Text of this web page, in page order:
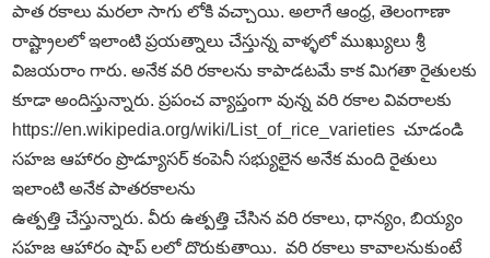
పాత రకాలు మరలా సాగు లోకి వచ్చాయి. అలాగే ఆంధ్ర, తెలంగాణా
రాష్ట్రాలలో ఇలాంటి ప్రయత్నాలు చేస్తున్న వాళ్ళలో ముఖ్యులు శ్రీ
విజయరాం గారు. అనేక వరి రకాలను కాపాడటమే కాక మిగతా రైతులకు
కూడా అందిస్తున్నారు. ప్రపంచ వ్యాప్తంగా వున్న వరి రకాల వివరాలకు
https://en.wikipedia.org/wiki/List_of_rice_varieties చూడండి
సహజ ఆహారం ప్రొడ్యూసర్‌ కంపెనీ సభ్యులైన అనేక మంది రైతులు
ఇలాంటి అనేక పాతరకాలను
ఉత్పత్తి చేస్తున్నారు. వీరు ఉత్పత్తి చేసిన వరి రకాలు, ధాన్యం, బియ్యం
సహజ ఆహారం షాప్‌ లలో దొరుకుతాయి. వరి రకాలు కావాలనుకుంటే